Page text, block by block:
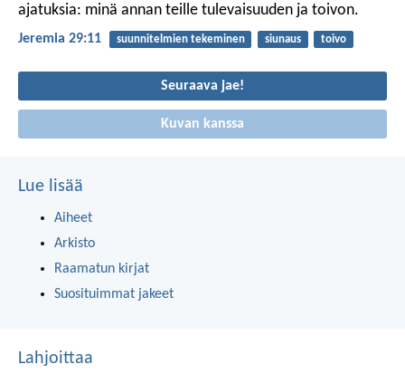
ajatuksia: minä annan teille tulevaisuuden ja toivon.
Jeremia 29:11 suunnitelmien tekeminen siunaus toivo
Seuraava jae!
Kuvan kanssa
Lue lisää
Aiheet
Arkisto
Raamatun kirjat
Suosituimmat jakeet
Lahjoittaa